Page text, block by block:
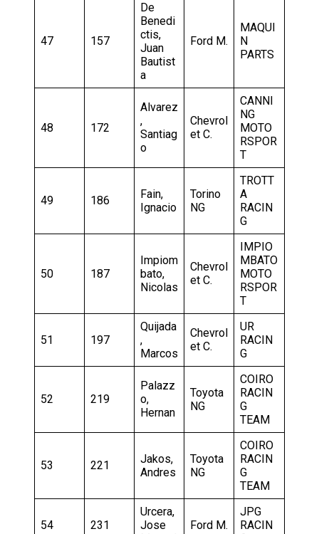
47 157
De
Benedi
ctis,
Juan
Bautist
a
Ford M.
MAQUI
N
PARTS
48 172
Alvarez
,
Santiag
o
Chevrol
et C.
CANNI
NG
MOTO
RSPOR
T
49 186
Fain,
Ignacio
Torino
NG
TROTT
A
RACIN
G
50 187
Impiom
bato,
Nicolas
Chevrol
et C.
IMPIO
MBATO
MOTO
RSPOR
T
51 197
Quijada
,
Marcos
Chevrol
et C.
UR
RACIN
G
52 219
Palazz
o,
Hernan
Toyota
NG
COIRO
RACIN
G
TEAM
53 221
Jakos,
Andres
Toyota
NG
COIRO
RACIN
G
TEAM
54 231
Urcera,
Jose
Ford M.
JPG
RACIN